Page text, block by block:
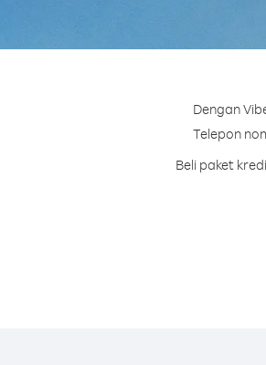
Dengan
Telepon
Beli paket